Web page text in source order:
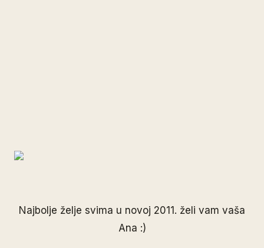
Najbolje želje svima u novoj 2011. želi vam vaša
Ana :)